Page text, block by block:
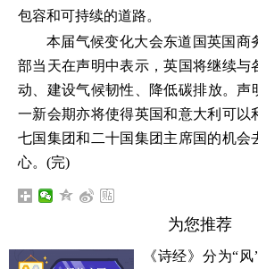
包容和可持续的道路。
本届气候变化大会东道国英国商
部当天在声明中表示，英国将继续与
动、建设气候韧性、降低碳排放。声
一新会期亦将使得英国和意大利可以
七国集团和二十国集团主席国的机会
心。(完)
为您推荐
《诗经》分为“